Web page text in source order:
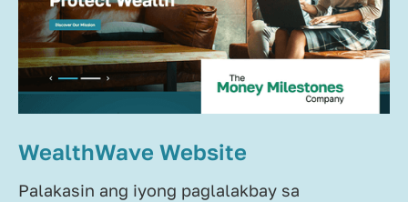
WealthWave Website
Palakasin ang iyong paglalakbay sa